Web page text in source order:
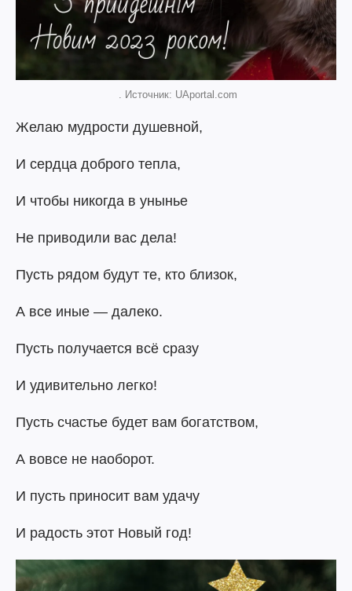
. Источник: UAportal.com
Желаю мудрости душевной,
И сердца доброго тепла,
И чтобы никогда в унынье
Не приводили вас дела!
Пусть рядом будут те, кто близок,
А все иные — далеко.
Пусть получается всё сразу
И удивительно легко!
Пусть счастье будет вам богатством,
А вовсе не наоборот.
И пусть приносит вам удачу
И радость этот Новый год!